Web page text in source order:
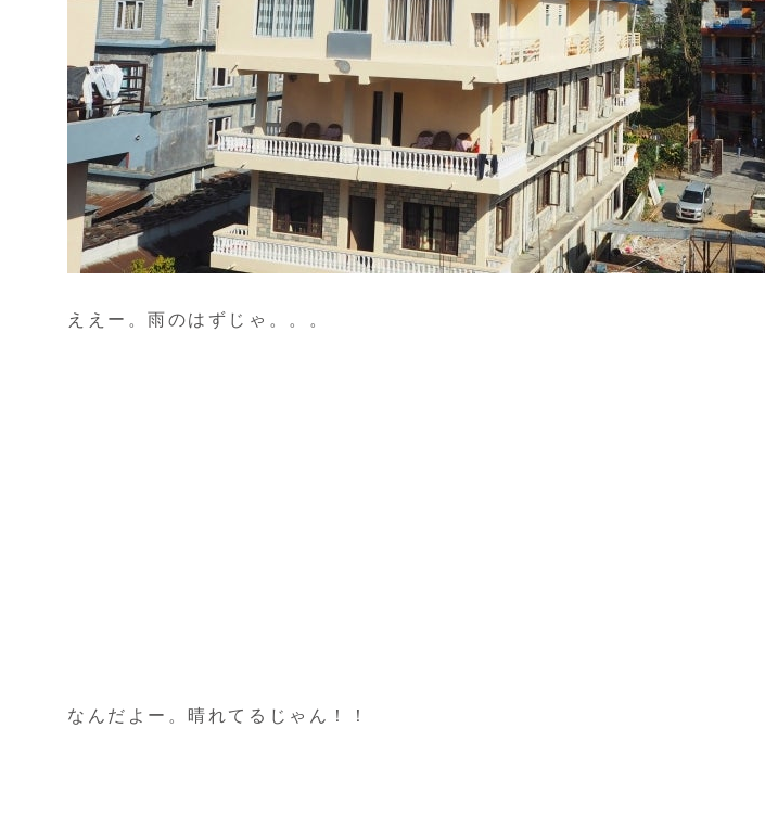
ええー。雨のはずじゃ。。。
なんだよー。晴れてるじゃん！！